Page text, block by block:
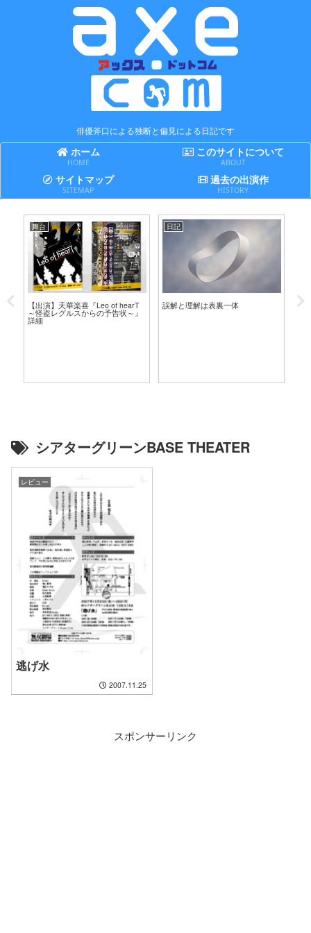
俳優斧口による独断と偏見による日記です
ホーム
HOME
このサイトについて
ABOUT
サイトマップ
SITEMAP
過去の出演作
HISTORY
舞台
【出演】天華楽喜『Leo of hearT
～怪盗レグルスからの予告状～』
詳細
日記
誤解と理解は表裏一体
シアターグリーンBASE THEATER
レビュー
逃げ水
2007.11.25
スポンサーリンク